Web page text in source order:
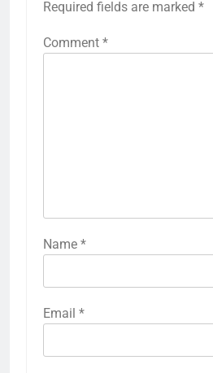
Required fields are marked *
Comment *
Name *
Email *